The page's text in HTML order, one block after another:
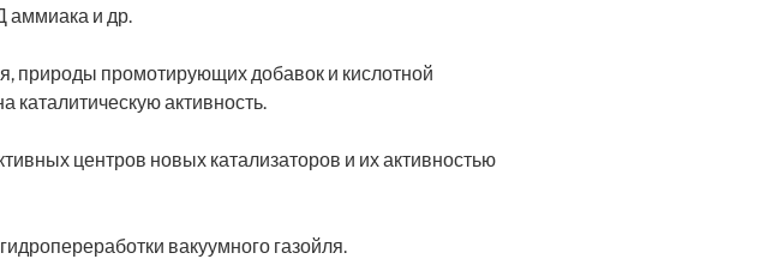
аммиака и др.
природы промотирующих добавок и кислотной
каталитическую активность.
центров новых катализаторов и их активностью
вакуумного газойля.